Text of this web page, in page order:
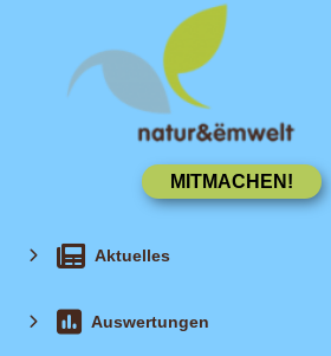
Aktuelles
Auswertungen